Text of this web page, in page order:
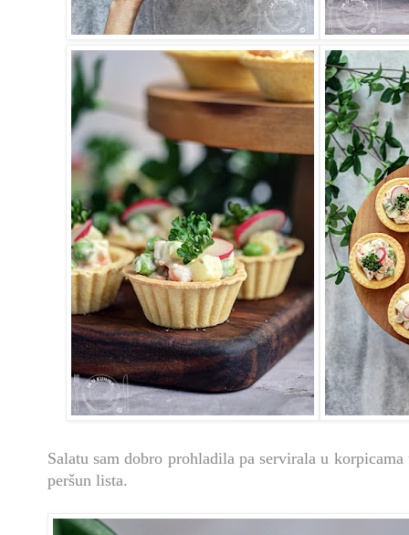
Salatu sam dobro prohladila pa servirala u
peršun lista.